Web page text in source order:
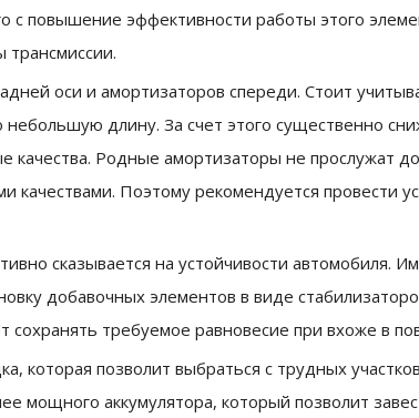
с повышение эффективности работы этого
оси и амортизаторов спереди. Стоит
длину. За счет этого существенно
качества. Родные амортизаторы не прослужат
Поэтому рекомендуется провести
сказывается на устойчивости автомобиля.
добавочных элементов в виде
сохранять требуемое равновесие при вхоже в
которая позволит выбраться с трудных
мощного аккумулятора, который позволит